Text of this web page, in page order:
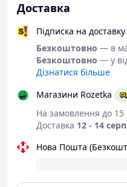
Доставка
Підписка на
Безкоштовно — в
Безкоштовно — у
Дізнатися більше
Магазини Rozetka
На замовлення до 15
Доставка 12 - 14
Нова Пошта